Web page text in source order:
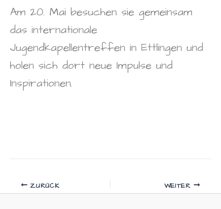
Am 20. Mai besuchen sie gemeinsam
das internationale
Jugendkapellentreffen in Ettlingen und
holen sich dort neue Impulse und
Inspirationen.
ZURÜCK WEITER